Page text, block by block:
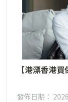
【港漂香港
發佈日期：